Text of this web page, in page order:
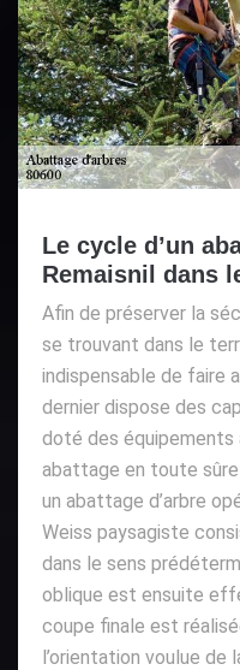
Le cycle d’un
Remaisnil dans
Afin de préserver la
se trouvant dans le
indispensable de faire
dernier dispose des
doté des
abattage en toute
un abattage d’arbre
Weiss paysagiste
dans le sens
oblique est ensuite
coupe finale est
l’orientation voulue de